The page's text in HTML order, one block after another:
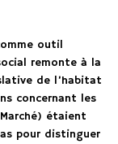
outil
remonte à la
de l’habitat
concernant les
étaient
pour distinguer